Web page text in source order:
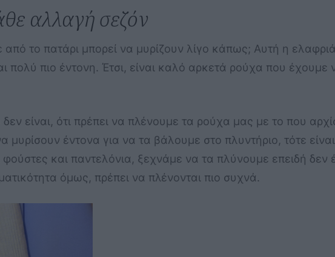
αλλαγή σεζόν
το πατάρι μπορεί να μυρίζουν λίγο κάπως; Αυτή η
πολύ πιο έντονη. Έτσι, είναι καλό αρκετά ρούχα που
είναι, ότι πρέπει να πλένουμε τα ρούχα μας με το που
έντονα για να τα βάλουμε στο πλυντήριο, τότε
και παντελόνια, ξεχνάμε να τα πλύνουμε επειδή
όμως, πρέπει να πλένονται πιο συχνά.